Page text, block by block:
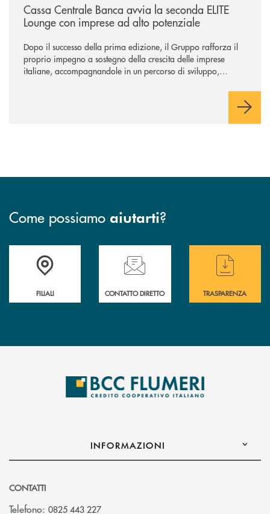
Cassa Centrale Banca avvia la seconda ELITE
Lounge con imprese ad alto potenziale
Dopo il successo della prima edizione, il Gruppo rafforza il
proprio impegno a sostegno della crescita delle imprese
italiane, accompagnandole in un percorso di sviluppo,
Come possiamo aiutarti?
Trova la filiale più vicina a te
FILIALI
Hai bisogno di assistenza immediata ?
CONTATTO DIRETTO
Hai bisogno di
TRASPARENZA
INFORMAZIONI
CONTATTI
Telefono: 0825 443 227